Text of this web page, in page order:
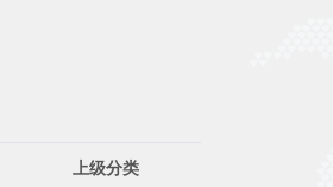
上级分类